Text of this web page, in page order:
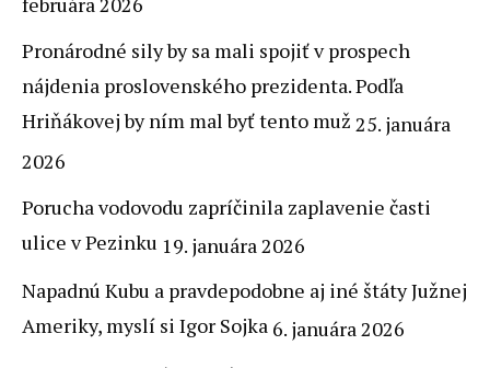
Pronárodné sily by sa mali spojiť v prospech
nájdenia proslovenského prezidenta. Podľa
Hriňákovej by ním mal byť tento muž 25. januára
2026
Porucha vodovodu zapríčinila zaplavenie časti
ulice v Pezinku 19. januára 2026
Napadnú Kubu a pravdepodobne aj iné štáty Južnej
Ameriky, myslí si Igor Sojka 6. januára 2026